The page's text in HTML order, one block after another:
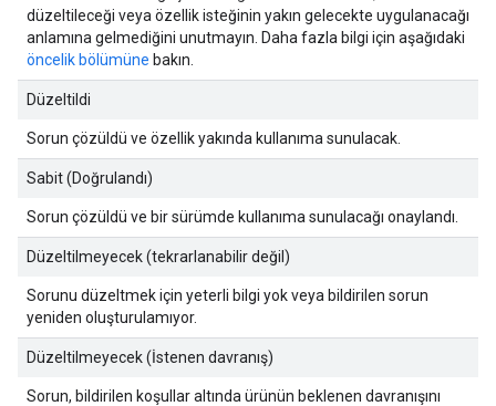
düzeltileceği veya özellik isteğinin yakın gelecekte uygulanacağı
anlamına gelmediğini unutmayın. Daha fazla bilgi için aşağıdaki
öncelik bölümüne bakın.
Düzeltildi
Sorun çözüldü ve özellik yakında kullanıma sunulacak.
Sabit (Doğrulandı)
Sorun çözüldü ve bir sürümde kullanıma sunulacağı onaylandı.
Düzeltilmeyecek (tekrarlanabilir değil)
Sorunu düzeltmek için yeterli bilgi yok veya bildirilen sorun
yeniden oluşturulamıyor.
Düzeltilmeyecek (İstenen davranış)
Sorun, bildirilen koşullar altında ürünün beklenen davranışını